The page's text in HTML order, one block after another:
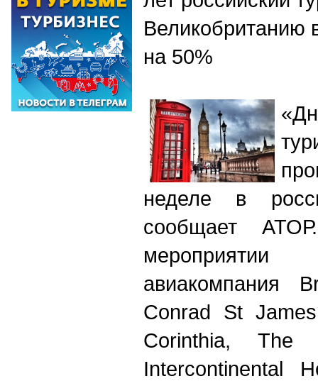
Великобританию
на 50%
т
неделе в
сообщает
мероприятии
авиакомпания
Conrad St
Corinthia, The
Intercontinental